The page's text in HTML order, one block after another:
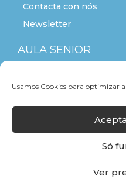
Usamos Cookies para optimizar
Só
Ver
Contacta con nós
Newsletter
AULA SENIOR
F
a
T
w